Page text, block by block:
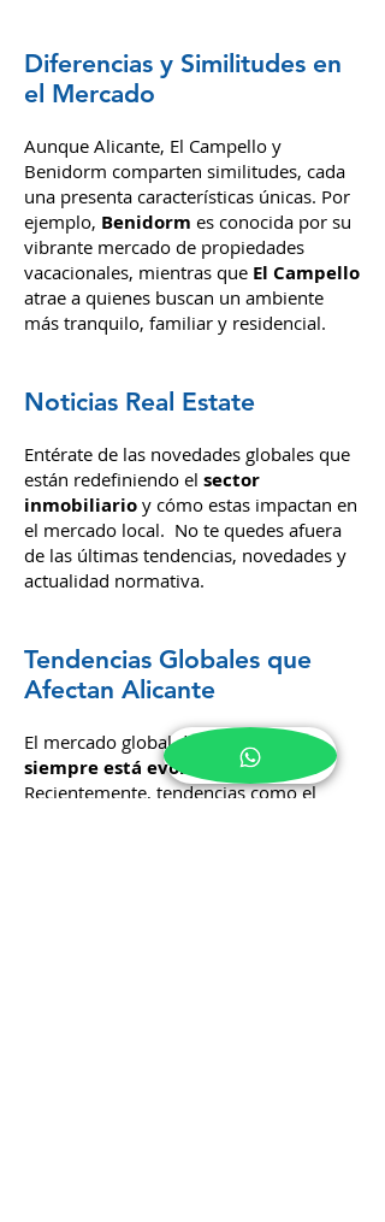
sumérgete en él.
Diferencias y Similitudes en
el Mercado
Aunque Alicante, El Campello y
Benidorm comparten similitudes, cada
una presenta características únicas. Por
ejemplo,Benidormes conocida por su
vibrante mercado de propiedades
más tranquilo, familiar y residencial.
Noticias Real Estate
Entérate de las novedades globales que
están redefiniendo elsector
inmobiliarioy cómo estas impactan en
actualidad normativa.
Tendencias Globales que
Afectan Alicante